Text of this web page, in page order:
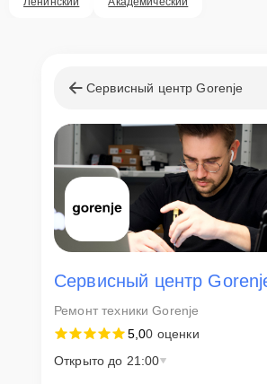
Сервисный центр Gorenje
Сервисный центр
Ремонт техники Gorenje
5,00 оценки
Открыто до 21:00